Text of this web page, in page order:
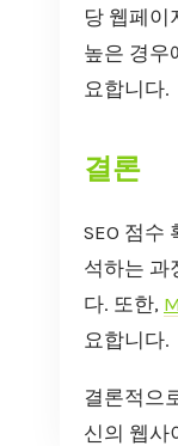
당 웹페이
높은 경우
요합니다.
결론
SEO 점수
석하는 과
다. 또한,
요합니다.
결론적으
신의 웹사